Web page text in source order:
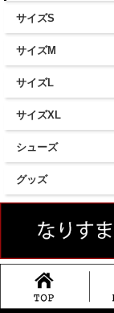
サイズS
サイズM
サイズL
サイズXL
シューズ
グッズ